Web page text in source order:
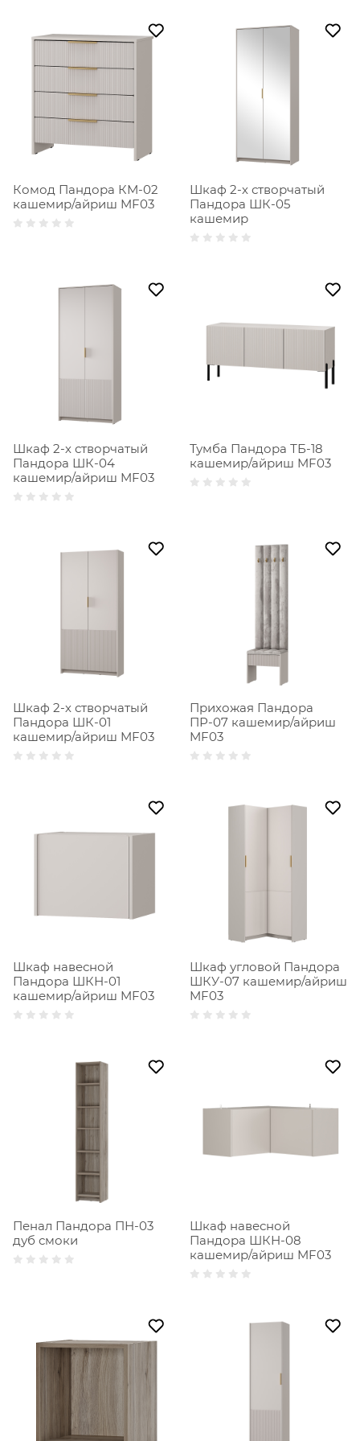
Комод Пандора КМ-02
кашемир/айриш MF03
Шкаф 2-х створчатый
Пандора ШК-05
кашемир
Шкаф 2-х створчатый
Пандора ШК-04
кашемир/айриш MF03
Тумба Пандора ТБ-18
кашемир/айриш MF03
Шкаф 2-х створчатый
Пандора ШК-01
кашемир/айриш MF03
Прихожая Пандора
ПР-07 кашемир/айриш
MF03
Шкаф навесной
Пандора ШКН-01
кашемир/айриш MF03
Шкаф угловой Пандора
ШКУ-07 кашемир/айриш
MF03
Пенал Пандора ПН-03
дуб смоки
Шкаф навесной
Пандора ШКН-08
кашемир/айриш MF03